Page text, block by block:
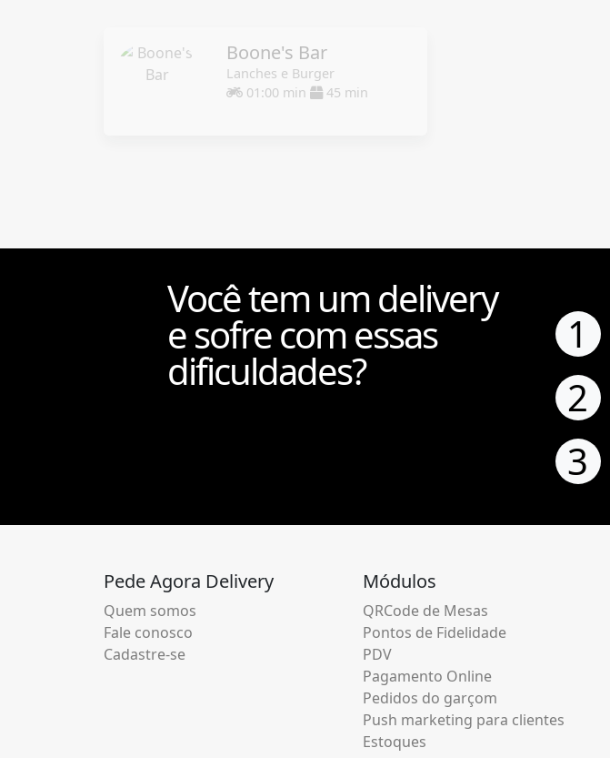
Boone's Bar
Lanches e Burger
01:00 min
45 min
Você tem um delivery
e sofre com essas
dificuldades?
1
2
3
Pede Agora Delivery
Quem somos
Fale conosco
Cadastre-se
Módulos
QRCode de Mesas
Pontos de Fidelidade
PDV
Pagamento Online
Pedidos do garçom
Push marketing para clientes
Estoques